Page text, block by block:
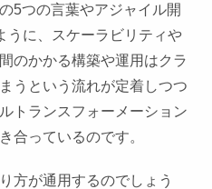
5つの言葉やアジャイル開
うに、スケーラビリティや
のかかる構築や運用はクラ
うという流れが定着しつつ
トランスフォーメーション
合っているのです。
方が通用するのでしょう